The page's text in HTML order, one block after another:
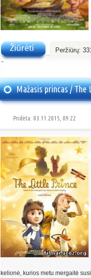
Peržiūrų:
Mažasis princas / The
Pridėta: 03.11.2015, 09:22
kelionė, kurios metu mergaitė